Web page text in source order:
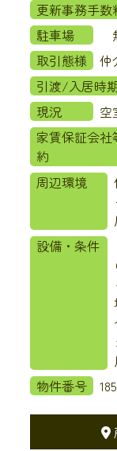
更新事務手数
駐車場
取引態様
仲
引渡/入居時期
現況
空
家賃保証会社
約
周辺環境
設備・条件
物件番号